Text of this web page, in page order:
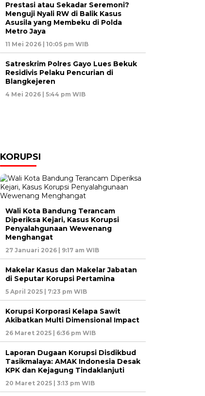
Prestasi atau Sekadar Seremoni?
Menguji Nyali RW di Balik Kasus
Asusila yang Membeku di Polda
Metro Jaya
11 Mei 2026 | 10:05 pm WIB
Satreskrim Polres Gayo Lues Bekuk
Residivis Pelaku Pencurian di
Blangkejeren
4 Mei 2026 | 5:44 pm WIB
KORUPSI
Wali Kota Bandung Terancam
Diperiksa Kejari, Kasus Korupsi
Penyalahgunaan Wewenang
Menghangat
27 Januari 2026 | 9:17 am WIB
Makelar Kasus dan Makelar Jabatan
di Seputar Korupsi Pertamina
5 April 2025 | 7:23 pm WIB
Korupsi Korporasi Kelapa Sawit
Akibatkan Multi Dimensional Impact
26 Maret 2025 | 6:36 pm WIB
Laporan Dugaan Korupsi Disdikbud
Tasikmalaya: AMAK Indonesia Desak
KPK dan Kejagung Tindaklanjuti
20 Maret 2025 | 3:13 pm WIB